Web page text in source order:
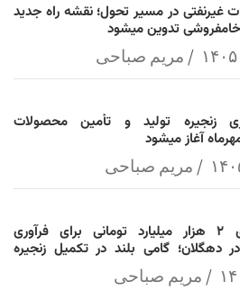
در مسیر تحول؛ نقشه راه جدید
خامفروشی تدوین میشود
مریم صباحی
زنجیره تولید و تأمین محصولات
آغاز میشود
مریم صباحی
سرمایه‌گذاری ۲ هزار میلیارد تومانی برای فرآوری
دهگلان؛ گامی بلند در تکمیل زنجیره
مریم صباحی